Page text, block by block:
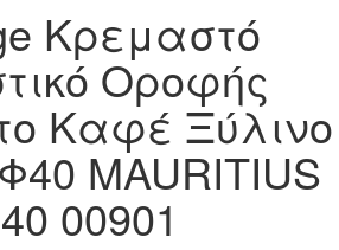
Κρεμαστό
Οροφής
Καφέ Ξύλινο
MAURITIUS
00901